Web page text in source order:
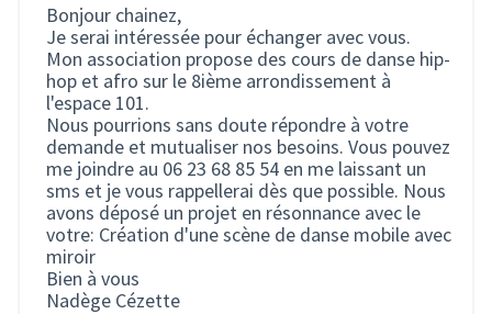
Bonjour chainez,
Je serai intéressée pour échanger avec vous.
Mon association propose des cours de danse hip-
hop et afro sur le 8ième arrondissement à
l'espace 101.
Nous pourrions sans doute répondre à votre
demande et mutualiser nos besoins. Vous pouvez
me joindre au 06 23 68 85 54 en me laissant un
sms et je vous rappellerai dès que possible. Nous
avons déposé un projet en résonnance avec le
votre: Création d'une scène de danse mobile avec
miroir
Bien à vous
Nadège Cézette